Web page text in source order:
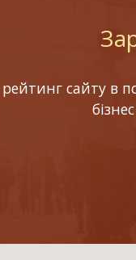
сайту в